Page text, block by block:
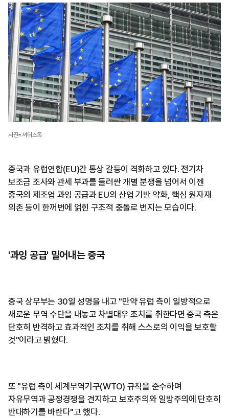
사진=셔터스톡
중국과 유럽연합(EU)간 통상 갈등이 격화하고 있다. 전기차
보조금 조사와 관세 부과를 둘러싼 개별 분쟁을 넘어서 이젠
중국의 제조업 과잉 공급과 EU의 산업 기반 약화, 핵심 원자재
의존 등이 한꺼번에 얽힌 구조적 충돌로 번지는 모습이다.
'과잉 공급' 밀어내는 중국
중국 상무부는 30일 성명을 내고 "만약 유럽 측이 일방적으로
새로운 무역 수단을 내놓고 차별대우 조치를 취한다면 중국 측은
단호히 반격하고 효과적인 조치를 취해 스스로의 이익을 보호할
것"이라고 밝혔다.
또 "유럽 측이 세계무역기구(WTO) 규칙을 준수하며
자유무역과 공정경쟁을 견지하고 보호주의와 일방주의에 단호히
반대하기를 바란다"고 했다.